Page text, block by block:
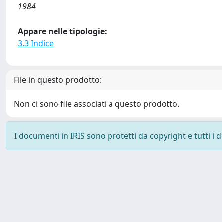
1984
Appare nelle tipologie:
3.3 Indice
File in questo prodotto:
Non ci sono file associati a questo prodotto.
I documenti in IRIS sono protetti da copyright e tutti i